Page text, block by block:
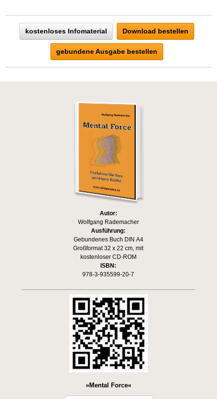
kostenloses Infomaterial Download bestellen
gebundene Ausgabe bestellen
Autor:
Wolfgang Rademacher
Ausführung:
Gebundenes Buch DIN A4
Großformat 32 x 22 cm, mit
kostenloser CD-ROM
ISBN:
978-3-935599-20-7
»Mental Force«